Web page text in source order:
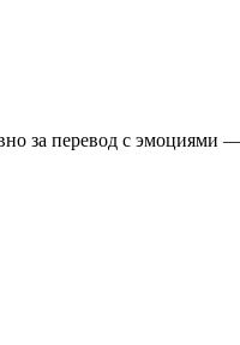
за перевод с эмоциями